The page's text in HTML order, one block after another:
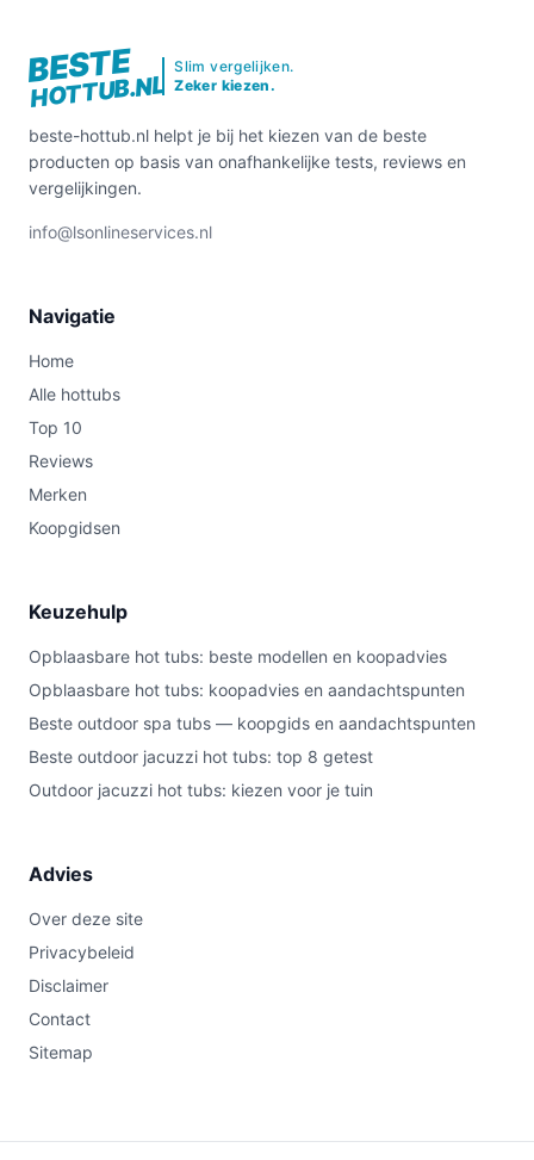
BESTE
HOTTUB.NL
Slim vergelijken.
Zeker kiezen.
beste-hottub.nl helpt je bij het kiezen van de beste
producten op basis van onafhankelijke tests, reviews en
vergelijkingen.
info@lsonlineservices.nl
Navigatie
Home
Alle hottubs
Top 10
Reviews
Merken
Koopgidsen
Keuzehulp
Opblaasbare hot tubs: beste modellen en koopadvies
Opblaasbare hot tubs: koopadvies en aandachtspunten
Beste outdoor spa tubs — koopgids en aandachtspunten
Beste outdoor jacuzzi hot tubs: top 8 getest
Outdoor jacuzzi hot tubs: kiezen voor je tuin
Advies
Over deze site
Privacybeleid
Disclaimer
Contact
Sitemap